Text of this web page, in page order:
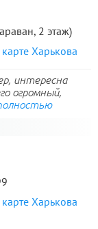
2 этаж)
Харькова
интересна
огромный,
Харькова